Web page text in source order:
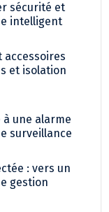
sécurité et
intelligent
accessoires
et isolation
une alarme
surveillance
: vers un
gestion